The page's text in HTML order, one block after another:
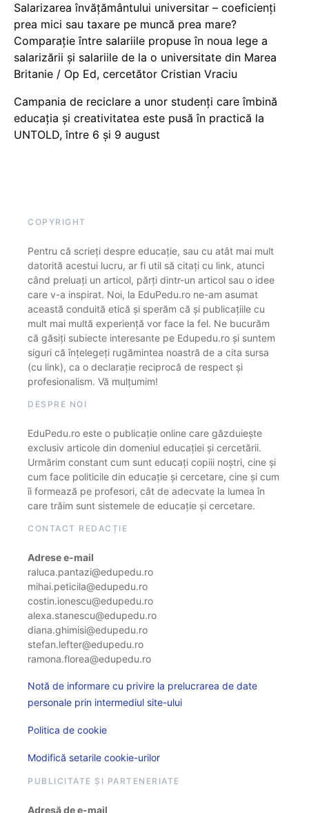
Salarizarea învățământului universitar – coeficienți
prea mici sau taxare pe muncă prea mare?
Comparație între salariile propuse în noua lege a
salarizării și salariile de la o universitate din Marea
Britanie / Op Ed, cercetător Cristian Vraciu
Campania de reciclare a unor studenți care îmbină
educația și creativitatea este pusă în practică la
UNTOLD, între 6 și 9 august
COPYRIGHT
Pentru că scrieți despre educație, sau cu atât mai mult
datorită acestui lucru, ar fi util să citați cu link, atunci
când preluați un articol, părți dintr-un articol sau o idee
care v-a inspirat. Noi, la EduPedu.ro ne-am asumat
această conduită etică și sperăm că și publicațiile cu
mult mai multă experiență vor face la fel. Ne bucurăm
că găsiți subiecte interesante pe Edupedu.ro și suntem
siguri că înțelegeți rugămintea noastră de a cita sursa
(cu link), ca o declarație reciprocă de respect și
profesionalism. Vă mulțumim!
DESPRE NOI
EduPedu.ro este o publicație online care găzduiește
exclusiv articole din domeniul educației și cercetării.
Urmărim constant cum sunt educați copiii noștri, cine și
cum face politicile din educație și cercetare, cine și cum
îi formează pe profesori, cât de adecvate la lumea în
care trăim sunt sistemele de educație și cercetare.
CONTACT REDACȚIE
Adrese e-mail
raluca.pantazi@edupedu.ro
mihai.peticila@edupedu.ro
costin.ionescu@edupedu.ro
alexa.stanescu@edupedu.ro
diana.ghimisi@edupedu.ro
stefan.lefter@edupedu.ro
ramona.florea@edupedu.ro
Notă de informare cu privire la prelucrarea de date
personale prin intermediul site-ului
Politica de cookie
Modifică setarile cookie-urilor
PUBLICITATE ȘI PARTENERIATE
Adresă de e-mail